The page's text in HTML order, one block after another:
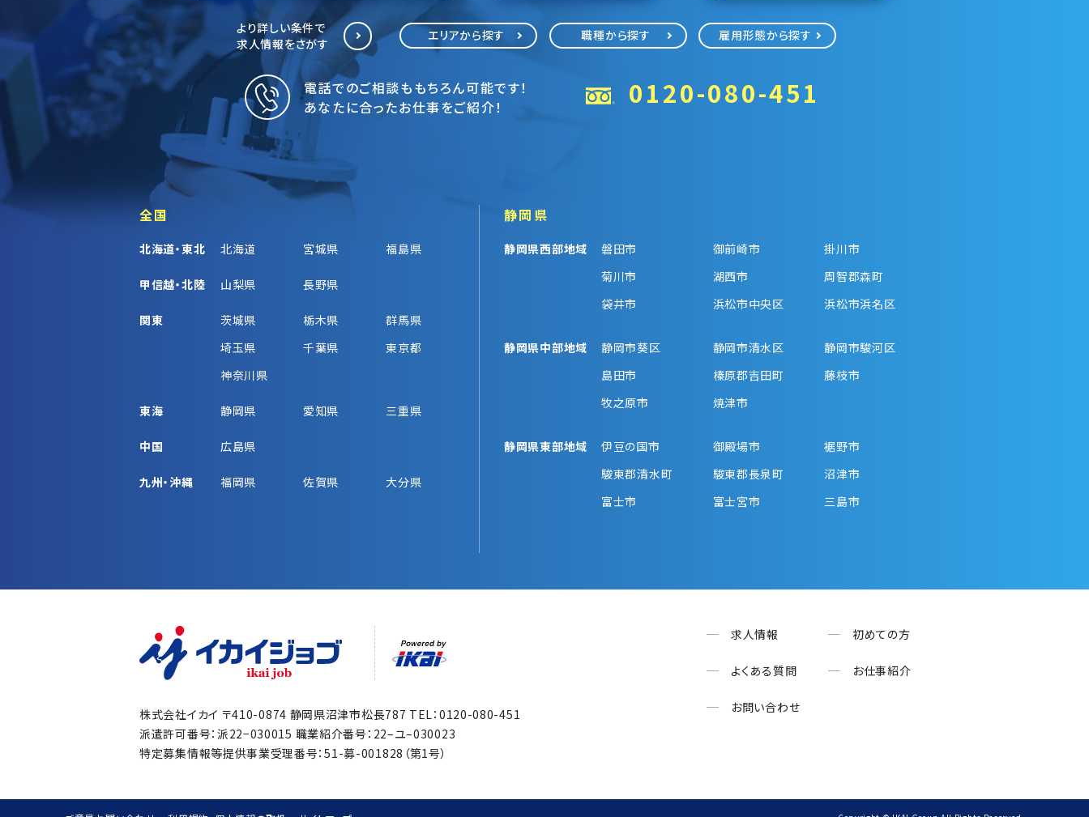
より詳しい条件で
求人情報をさがす
エリアから探す 職種から探す 雇用形態から探す
電話でのご相談ももちろん可能です！
あなたに合ったお仕事をご紹介！
0120-080-451
全国
北海道・東北 北海道 宮城県 福島県
甲信越・北陸 山梨県 長野県
関東 茨城県 栃木県
群馬県
埼玉県
千葉県
東京都
神奈川県
東海 静岡県 愛知県 三重県
中国 広島県
九州・沖縄 福岡県 佐賀県 大分県
静岡県
静岡県西部地域 磐田市 御前崎市
掛川市
菊川市
湖西市
周智郡森町
袋井市
浜松市中央区 浜松市浜名区
静岡県中部地域 静岡市葵区 静岡市清水区
静岡市駿河区
島田市
榛原郡吉田町
藤枝市
牧之原市
焼津市
静岡県東部地域 伊豆の国市 御殿場市
裾野市
駿東郡清水町
駿東郡長泉町
沼津市
富士市
富士宮市 三島市
株式会社イカイ 〒410-0874 静岡県沼津市松長787 TEL：0120-080-451
派遣許可番号：派22−030015 職業紹介番号：22–ユ–030023
特定募集情報等提供事業受理番号：51-募-001828（第1号）
求人情報 初めての方
よくある質問 お仕事紹介
お問い合わせ